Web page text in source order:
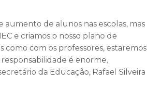
aumento de alunos nas escolas, mas
e criamos o nosso plano de
com os professores, estaremos
é enorme,
da Educação, Rafael Silveira